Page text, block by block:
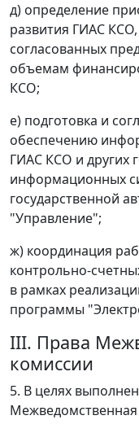
д) определение
развития ГИАС
согласованных
объемам
КСО;
е) подготовка и
обеспечению
ГИАС КСО и других
информационных
государственной
"Управление";
ж) координация
контрольно-
в рамках
программы
III. Права
комиссии
5. В целях
Межведомственная